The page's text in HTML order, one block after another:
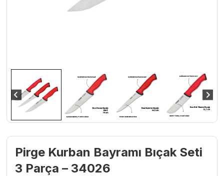
Pirge Kurban Bayramı Bıçak Seti
3 Parça – 34026